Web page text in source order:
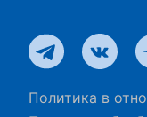
Политика в